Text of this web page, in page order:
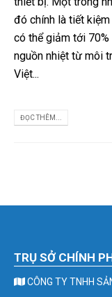
đó chính là tiết
có thể giảm tới
nguồn nhiệt từ môi
Việt...
ĐỌC THÊM...
TRỤ SỞ CHÍNH
CÔNG TY TNHH